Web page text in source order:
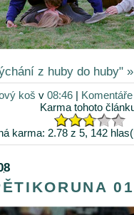
z huby do huby" »
koš v 08:46|
Karma tohoto
karma: 2.78 z 5, 142
01